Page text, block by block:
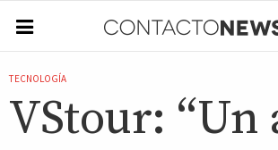
TECNOLOGÍA
VStour: “Un